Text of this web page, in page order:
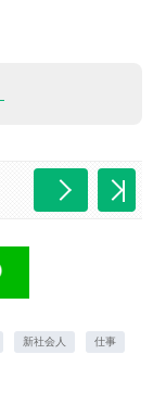
新社会人 仕事